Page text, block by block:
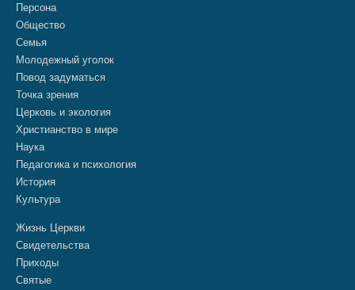
Персона
Общество
Семья
Молодежный уголок
Повод задуматься
Точка зрения
Церковь и экология
Христианство в мире
Наука
Педагогика и психология
История
Культура
Жизнь Церкви
Свидетельства
Приходы
Святые